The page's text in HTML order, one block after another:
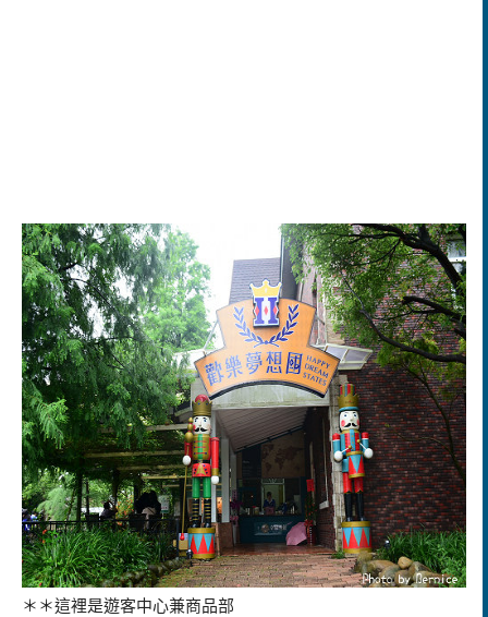
＊＊這裡是遊客中心兼商品部